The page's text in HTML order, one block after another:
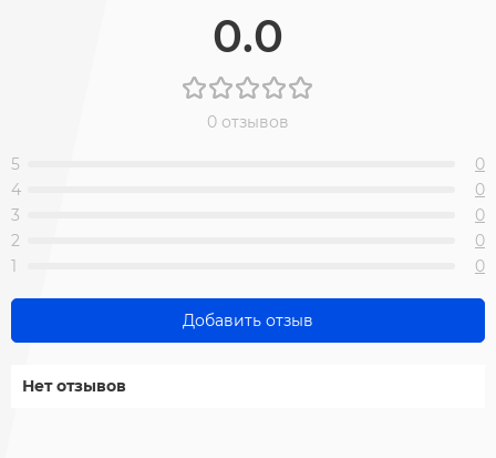
0.0
0 отзывов
5
0
4
0
3
0
2
0
1
0
Добавить отзыв
Нет отзывов